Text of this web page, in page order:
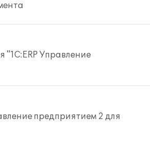
"1С:ERP Управление
предприятием 2 для